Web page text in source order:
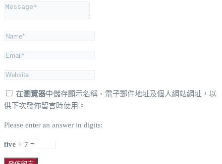
在瀏覽器中儲存顯示名稱、電子郵件地址及個人網站網址，以
供下次發佈留言時使用。
Please enter an answer in digits:
five + 7 =